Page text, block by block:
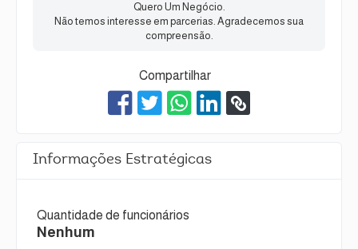
Quero Um Negócio.
Não temos interesse em parcerias. Agradecemos sua
compreensão.
Compartilhar
Informações Estratégicas
Quantidade de funcionários
Nenhum